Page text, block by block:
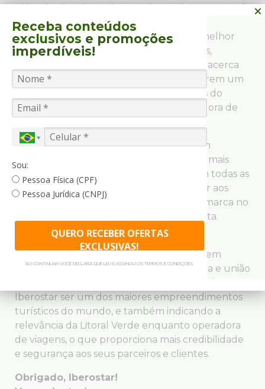
Além de duradoura, harmoniosa e de ser campeã
de vendas, a rede também está sempre
buscando inovar em seus serviços para melhor
atender tanto seus hóspedes quanto nós,
parceiros. A capacitação que nos passam acerca
dos seus produtos assina o porquê de serem um
dos maiores empreendimentos turísticos do
mundo”, destaca Carla Fogel, Coordenadora de
Durante a visita, a rede Iberostar também
anunciou que pretende adotar medidas mais
sustentáveis de maneira permanente em todas as
suas unidades, tudo para melhor atender aos
seus hóspedes e consolidar ainda mais a marca no
rol das maiores redes hoteleiras do planeta.
A Litoral Verde agradece imensamente a
presença da representante, Camila Dias, em
nossas instalações. a ação vigora a parceria e união
entre as empresas, reforçando o porquê de o
Iberostar ser um dos maiores empreendimentos
turísticos do mundo, e também indicando a
relevância da Litoral Verde enquanto operadora
de viagens, o que proporciona mais credibilidade
e segurança aos seus parceiros e clientes.
Obrigado, Iberostar!
Receba conteúdos
exclusivos e promoções
imperdíveis!
Sou:
Pessoa Física (CPF)
Pessoa Jurídica (CNPJ)
QUERO RECEBER OFERTAS
EXCLUSIVAS!
AO CONTINUAR VOCÊ DECLARA QUE LEU E ASSINOU OS TERMOS E CONDIÇÕES.